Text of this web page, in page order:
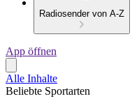
Radiosender von A-Z
App öffnen
Alle Inhalte
Beliebte Sportarten